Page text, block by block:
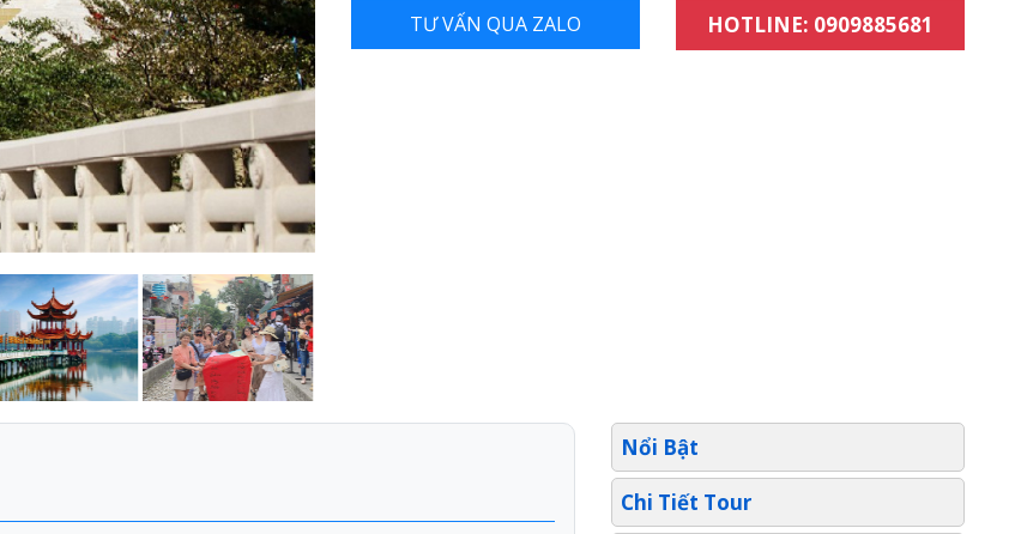
TƯ VẤN QUA ZALO HOTLINE: 0909885681
Nổi Bật
Chi Tiết Tour